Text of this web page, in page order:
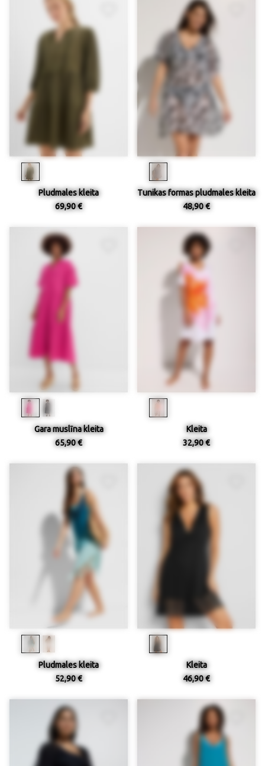
Pludmales kleita
69,90 €
Tunikas formas pludmales kleita
48,90 €
Gara muslīna kleita
65,90 €
Kleita
32,90 €
Pludmales kleita
52,90 €
Kleita
46,90 €